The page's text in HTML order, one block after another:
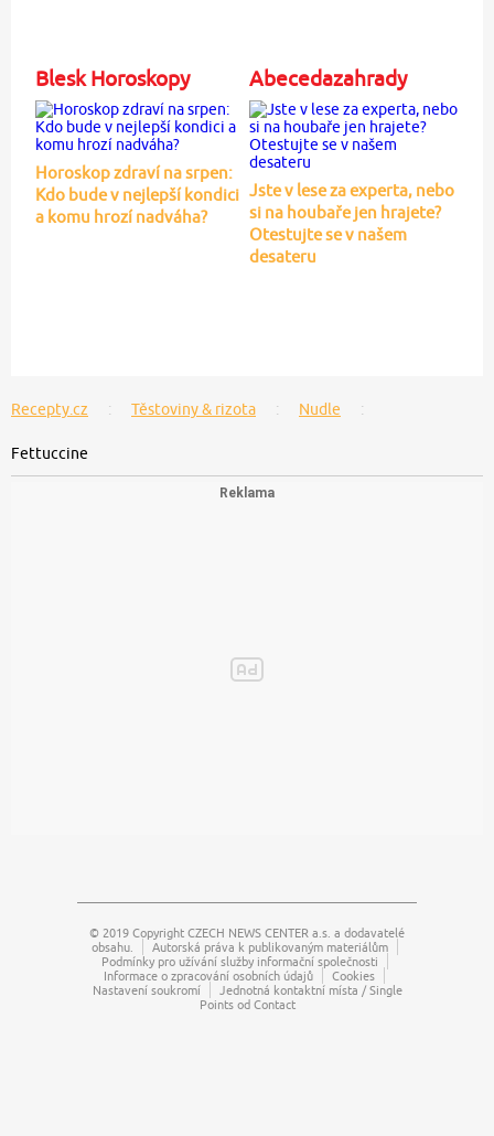
Blesk Horoskopy
Horoskop zdraví na srpen:
Kdo bude v nejlepší kondici
a komu hrozí nadváha?
Abecedazahrady
Jste v lese za experta, nebo
si na houbaře jen hrajete?
Otestujte se v našem
desateru
Recepty.cz Těstoviny & rizota Nudle
Fettuccine
© 2019 Copyright CZECH NEWS CENTER a.s. a dodavatelé
obsahu.
Autorská práva k publikovaným materiálům
Podmínky pro užívání služby informační společnosti
Informace o zpracování osobních údajů
Cookies
Nastavení soukromí
Jednotná kontaktní místa / Single
Points od Contact